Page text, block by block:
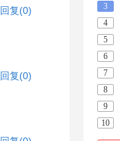
回复(0)
回复(0)
3
4
5
6
7
8
9
10